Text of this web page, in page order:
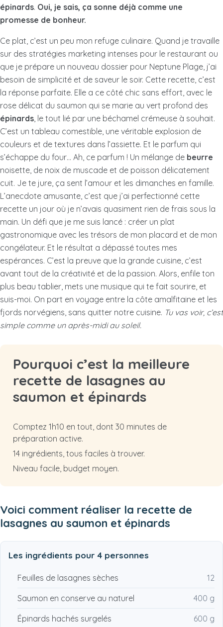
épinards. Oui, je sais, ça sonne déjà comme une
promesse de bonheur.
Ce plat, c’est un peu mon refuge culinaire. Quand je travaille
sur des stratégies marketing intenses pour le restaurant ou
que je prépare un nouveau dossier pour Neptune Plage, j’ai
besoin de simplicité et de saveur le soir. Cette recette, c’est
la réponse parfaite. Elle a ce côté chic sans effort, avec le
rose délicat du saumon qui se marie au vert profond des
épinards, le tout lié par une béchamel crémeuse à souhait.
C’est un tableau comestible, une véritable explosion de
couleurs et de textures dans l’assiette. Et le parfum qui
s’échappe du four… Ah, ce parfum ! Un mélange de beurre
noisette, de noix de muscade et de poisson délicatement
cuit. Je te jure, ça sent l’amour et les dimanches en famille.
L’anecdote amusante, c’est que j’ai perfectionné cette
recette un jour où je n’avais quasiment rien de frais sous la
main. Un défi que je me suis lancé : créer un plat
gastronomique avec les trésors de mon placard et de mon
congélateur. Et le résultat a dépassé toutes mes
espérances. C’est la preuve que la grande cuisine, c’est
avant tout de la créativité et de la passion. Alors, enfile ton
plus beau tablier, mets une musique qui te fait sourire, et
suis-moi. On part en voyage entre la côte amalfitaine et les
fjords norvégiens, sans quitter notre cuisine. Tu vas voir, c’est
simple comme un après-midi au soleil.
Pourquoi c’est la meilleure
recette de lasagnes au
saumon et épinards
Comptez 1h10 en tout, dont 30 minutes de
préparation active.
14 ingrédients, tous faciles à trouver.
Niveau facile, budget moyen.
Voici comment réaliser la recette de
lasagnes au saumon et épinards
Les ingrédients pour 4 personnes
Feuilles de lasagnes sèches 12
Saumon en conserve au naturel 400 g
Épinards hachés surgelés 600 g